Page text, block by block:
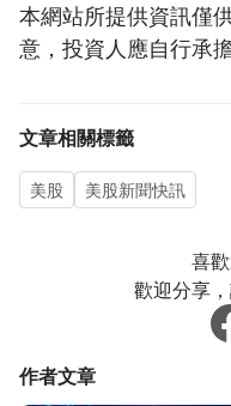
本網站所提供資訊僅
意，投資人應自行承
文章相關標籤
美股 美股新聞快訊
喜
歡迎分享
作者文章